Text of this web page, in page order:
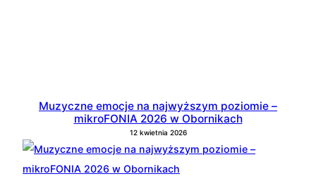
Muzyczne emocje na najwyższym poziomie –
mikroFONIA 2026 w Obornikach
12 kwietnia 2026